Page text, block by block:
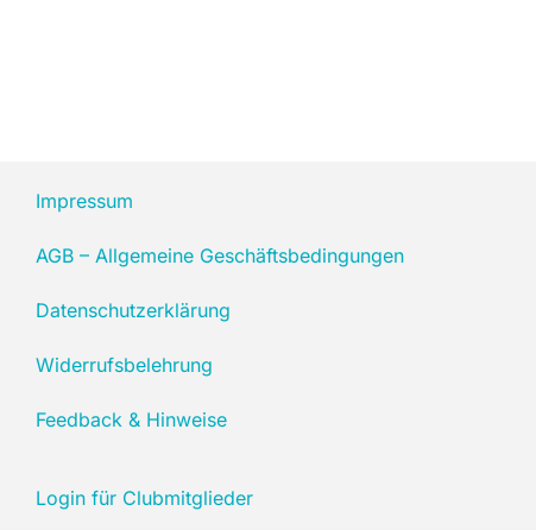
Impressum
AGB – Allgemeine Geschäftsbedingungen
Datenschutzerklärung
Widerrufsbelehrung
Feedback & Hinweise
Login für Clubmitglieder